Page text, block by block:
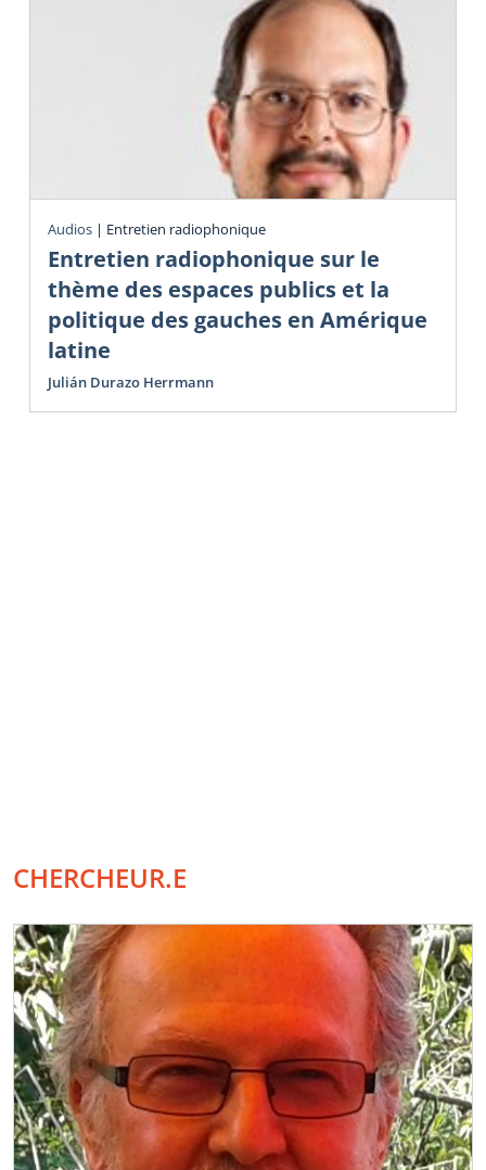
Audios | Entretien radiophonique
Entretien radiophonique sur le
thème des espaces publics et la
politique des gauches en Amérique
latine
Julián Durazo Herrmann
CHERCHEUR.E